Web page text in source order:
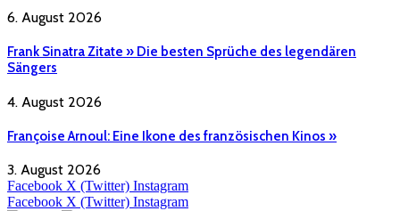
6. August 2026
Frank Sinatra Zitate » Die besten Sprüche des legendären
Sängers
4. August 2026
Françoise Arnoul: Eine Ikone des französischen Kinos »
3. August 2026
Facebook X (Twitter) Instagram
Facebook X (Twitter) Instagram